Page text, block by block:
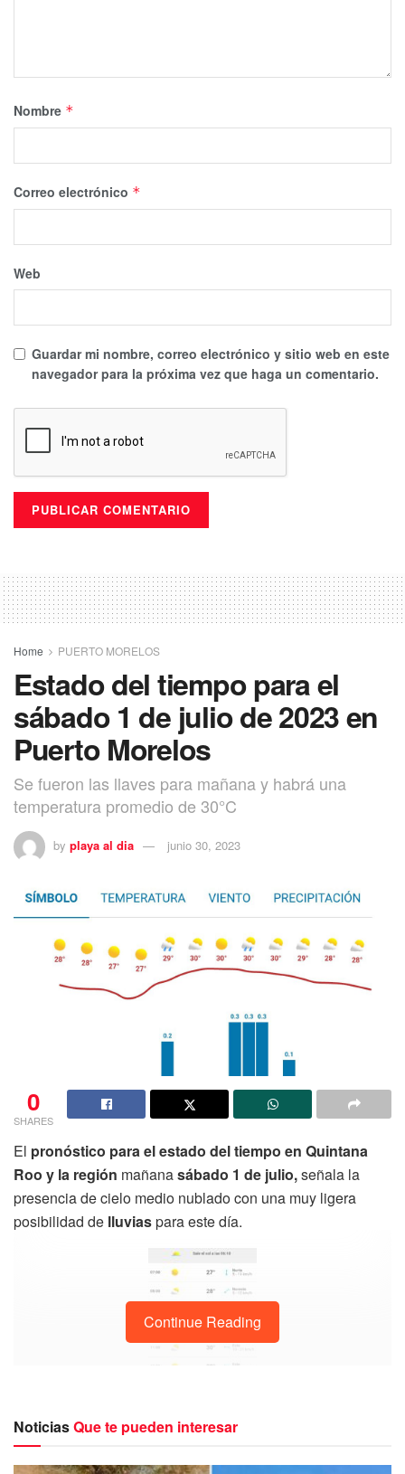
Nombre *
Correo electrónico *
Web
Guardar mi nombre, correo electrónico y sitio web en este
navegador para la próxima vez que haga un comentario.
Home PUERTO MORELOS
Estado del tiempo para el
sábado 1 de julio de 2023 en
Puerto Morelos
Se fueron las llaves para mañana y habrá una
temperatura promedio de 30°C
by playa al dia junio 30, 2023
0
SHARES
El pronóstico para el estado del tiempo en Quintana
Roo y la región mañanasábado 1 de julio,señala la
presencia de cielo medio nublado con una muy ligera
posibilidad de lluviaspara este día.
Continue Reading
NoticiasQue te pueden interesar